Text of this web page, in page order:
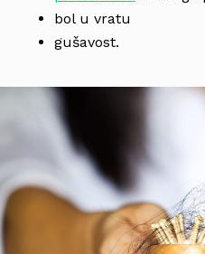
bol u vratu
gušavost.